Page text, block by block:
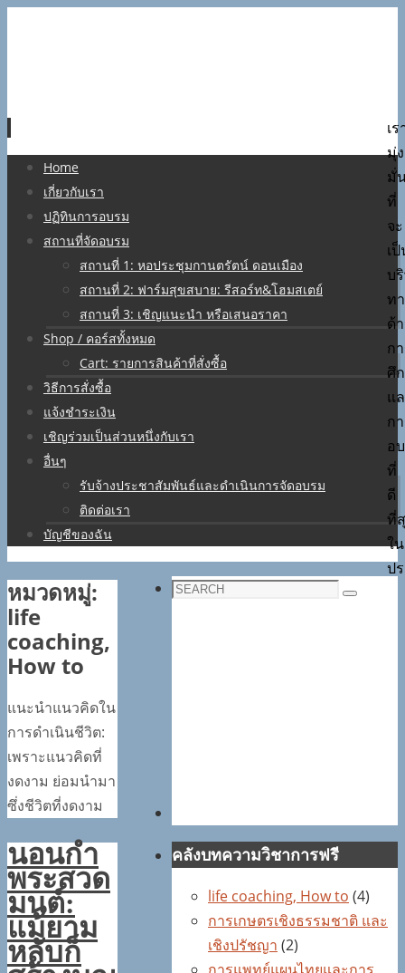
เร
มุ่ง
มั่
ที่
จะ
เ
บ
ท
ด้
ก
ศึ
แ
ก
อ
ที่
ดี
ที่
ใน
ป
Skip
content
Home
เกี่ยวกับเรา
ปฏิทินการอบรม
สถานที่จัดอบรม
สถานที่ 1: หอประชุมกานตรัตน์ ดอนเมือง
สถานที่ 2: ฟาร์มสุขสบาย: รีสอร์ท&โฮมสเตย์
สถานที่ 3: เชิญแนะนำ หรือเสนอราคา
Shop / คอร์สทั้งหมด
Cart: รายการสินค้าที่สั่งซื้อ
วิธีการสั่งซื้อ
แจ้งชำระเงิน
เชิญร่วมเป็นส่วนหนึ่งกับเรา
อื่นๆ
รับจ้างประชาสัมพันธ์และดำเนินการจัดอบรม
ติดต่อเรา
บัญชีของฉัน
หมวดหมู่:
life
coaching,
How to
แนะนำแนวคิดใน
การดำเนินชีวิต:
เพราะแนวคิดที่
งดงาม ย่อมนำมา
ซึ่งชีวิตที่งดงาม
นอนกำ
พระสวด
มนต์:
แม้ยาม
หลับก็
Search
Search
คลังบทความวิชาการฟรี
life coaching, How to (4)
การเกษตรเชิงธรรมชาติ และ
เชิงปรัชญา (2)